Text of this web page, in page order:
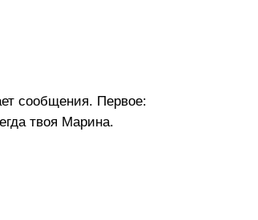
сообщения. Первое:
твоя Марина.